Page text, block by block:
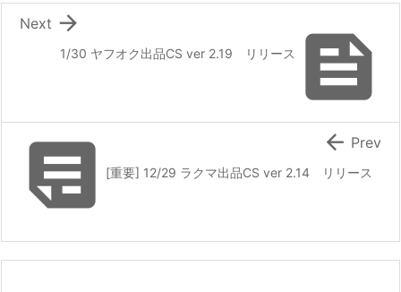

1/30 ヤフオク出品CS ver 2.19 リリース

Next
[重要] 12/29 ラクマ出品CS ver 2.14 リリース
 Prev